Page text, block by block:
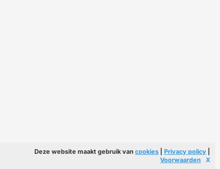
Deze website maakt gebruik van cookies Privacy policy
Voorwaarden
X